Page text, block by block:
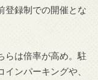
登録制での開催とな
らは倍率が高め。駐
ンパーキングや、